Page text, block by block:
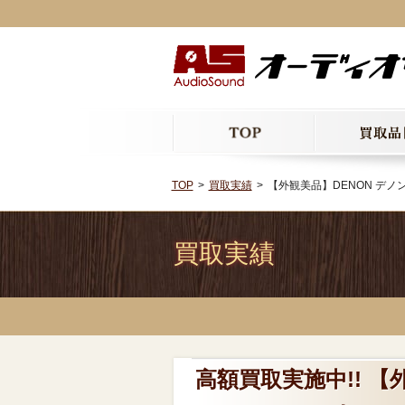
TOP 買取実績 【外観美品】DENON デ
買取実績
高額買取実施中!! 【